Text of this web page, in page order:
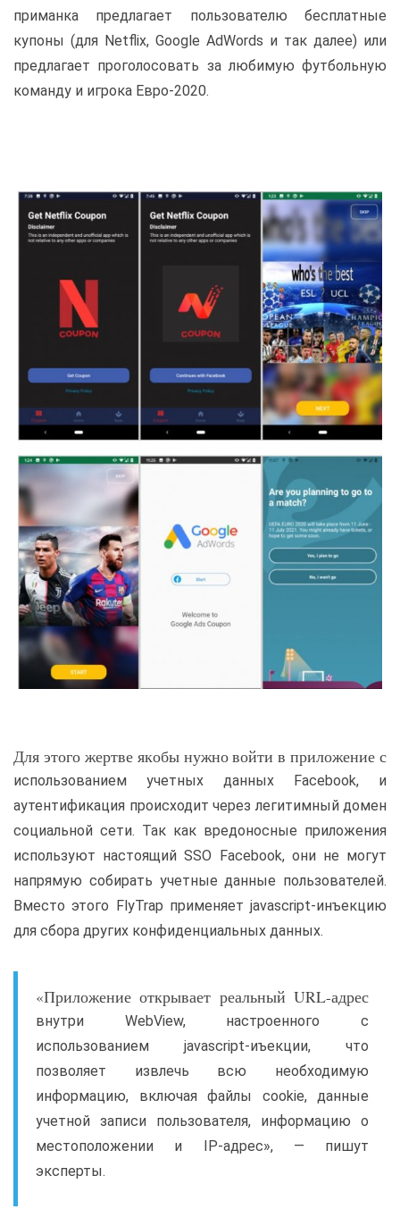
приманка предлагает пользователю бесплатные
купоны (для Netflix, Google AdWords и так далее) или
предлагает проголосовать за любимую футбольную
команду и игрока Евро-2020.
Для этого жертве якобы нужно войти в приложение с
использованием учетных данных Facebook, и
аутентификация происходит через легитимный домен
социальной сети. Так как вредоносные приложения
используют настоящий SSO Facebook, они не могут
напрямую собирать учетные данные пользователей.
Вместо этого FlyTrap применяет jаvascript-инъекцию
для сбора других конфиденциальных данных.
«Приложение открывает реальный URL-адрес
внутри WebView, настроенного с
использованием jаvascript-иъекции, что
позволяет извлечь всю необходимую
информацию, включая файлы cookie, данные
учетной записи пользователя, информацию о
местоположении и IP-адрес», — пишут
эксперты.